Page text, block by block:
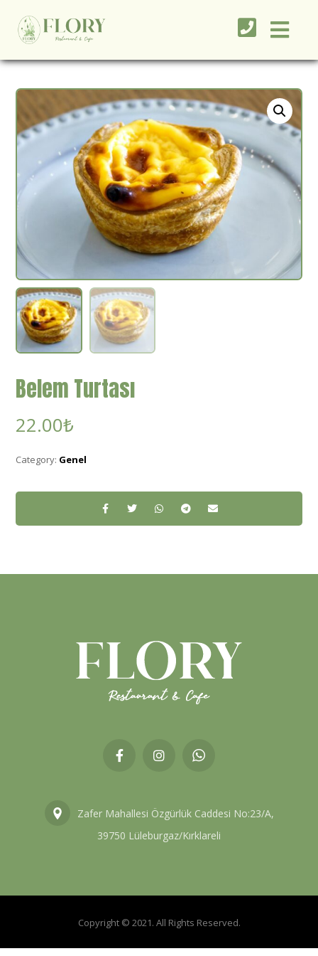
Belem Turtası
22.00₺
Category: Genel
Zafer Mahallesi Özgürlük Caddesi No:23/A,
39750 Lüleburgaz/Kırklareli
Copyright © 2021. All Rights Reserved.